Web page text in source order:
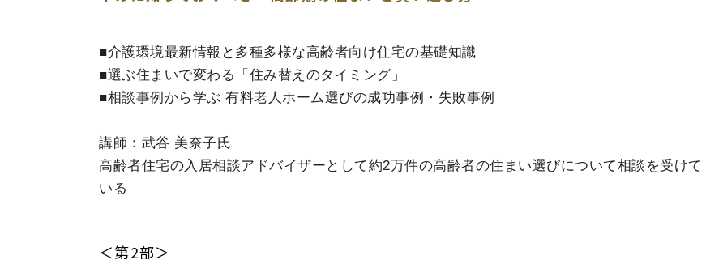
■介護環境最新情報と多種多様な高齢者向け住宅の基礎知識
■選ぶ住まいで変わる「住み替えのタイミング」
■相談事例から学ぶ 有料老人ホーム選びの成功事例・失敗事例
講師：武谷 美奈子氏
高齢者住宅の入居相談アドバイザーとして約2万件の高齢者の住まい選びについて相談を受けて
いる
＜第2部＞